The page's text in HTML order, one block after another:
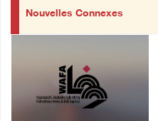
Nouvelles Connexes